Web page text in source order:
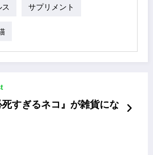
サプリメント
すぎるネコ』が雑貨にな